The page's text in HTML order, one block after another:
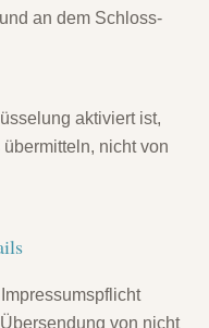
und an dem Schloss-
aktiviert ist,
nicht von
von nicht